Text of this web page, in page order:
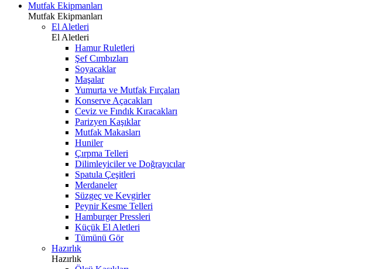
Mutfak Ekipmanları
Mutfak Ekipmanları
El Aletleri
El Aletleri
Hamur Ruletleri
Şef Cımbızları
Soyacaklar
Maşalar
Yumurta ve Mutfak Fırçaları
Konserve Açacakları
Ceviz ve Fındık Kıracakları
Parizyen Kaşıklar
Mutfak Makasları
Huniler
Çırpma Telleri
Dilimleyiciler ve Doğrayıcılar
Spatula Çeşitleri
Merdaneler
Süzgeç ve Kevgirler
Peynir Kesme Telleri
Hamburger Pressleri
Küçük El Aletleri
Tümünü Gör
Hazırlık
Hazırlık